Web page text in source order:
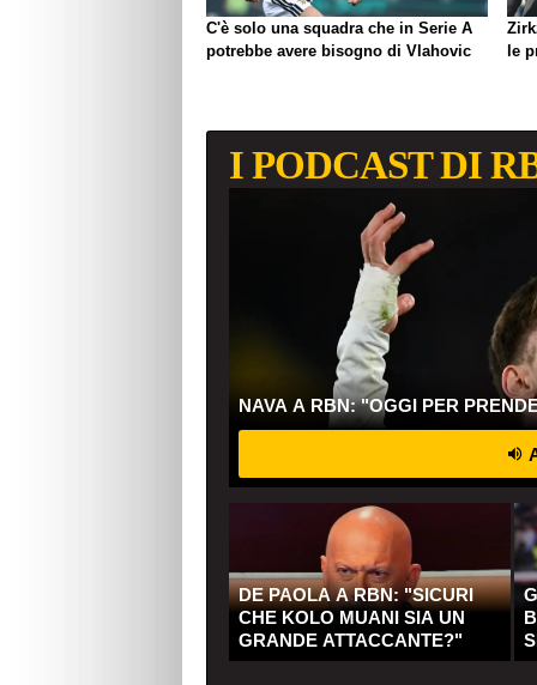
C'è solo una squadra che in Serie A
potrebbe avere bisogno di Vlahovic
le
I PODCAST DI
NAVA A RBN: "OGGI PER
DE PAOLA A RBN: "SICURI
CHE KOLO MUANI SIA UN
GRANDE ATTACCANTE?"